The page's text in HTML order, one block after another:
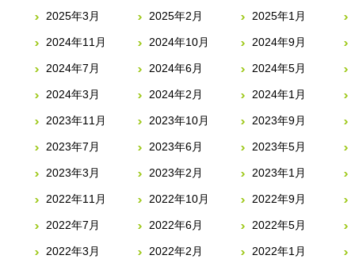
2025年3月 2025年2月 2025年1月
2024年11月 2024年10月 2024年9月
2024年7月 2024年6月 2024年5月
2024年3月 2024年2月 2024年1月
2023年11月 2023年10月 2023年9月
2023年7月 2023年6月 2023年5月
2023年3月 2023年2月 2023年1月
2022年11月 2022年10月 2022年9月
2022年7月 2022年6月 2022年5月
2022年3月 2022年2月 2022年1月